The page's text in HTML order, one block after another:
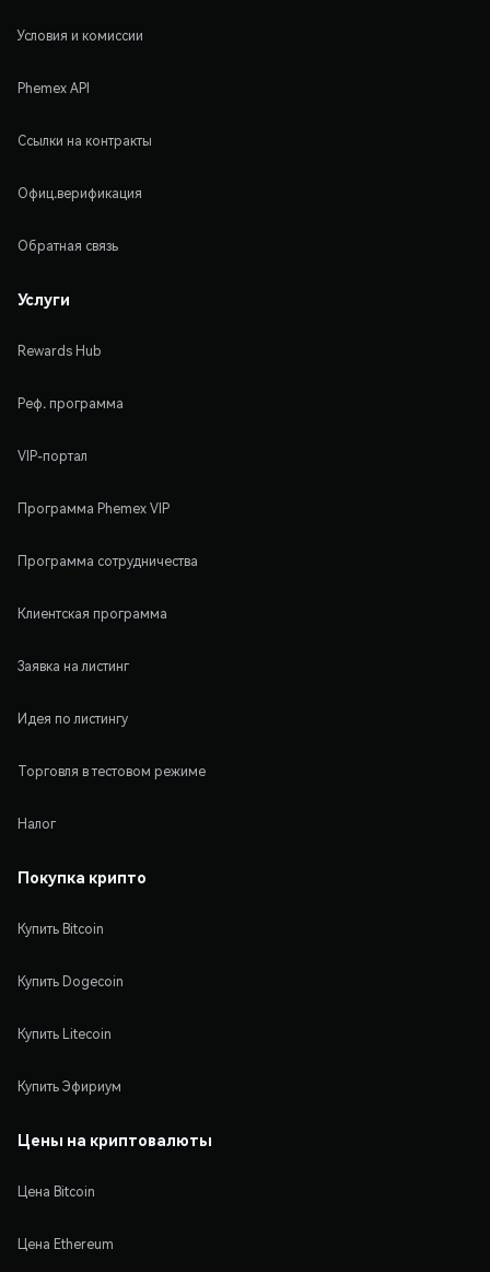
Условия и комиссии
Phemex API
Ссылки на контракты
Офиц.верификация
Обратная связь
Услуги
Rewards Hub
Реф. программа
VIP-портал
Программа Phemex VIP
Программа сотрудничества
Клиентская программа
Заявка на листинг
Идея по листингу
Торговля в тестовом режиме
Налог
Покупка крипто
Купить Bitcoin
Купить Dogecoin
Купить Litecoin
Купить Эфириум
Цены на криптовалюты
Цена Bitcoin
Цена Ethereum